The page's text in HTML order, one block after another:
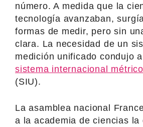
número. A medida que la
tecnología avanzaban,
formas de medir, pero sin
clara. La necesidad de un
medición unificado condujo
sistema internacional
(SIU).
La asamblea nacional
a la academia de ciencias la